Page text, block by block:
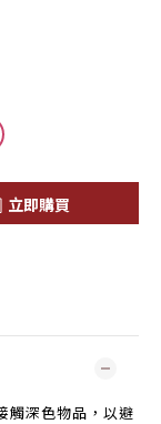
立即購買
觸深色物品，以避